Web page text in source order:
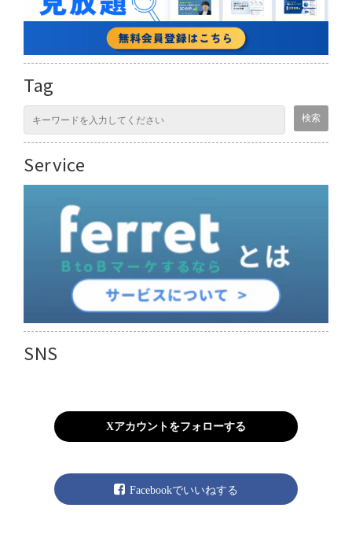
Tag
Service
SNS
Xアカウントをフォローする
Facebookでいいねする